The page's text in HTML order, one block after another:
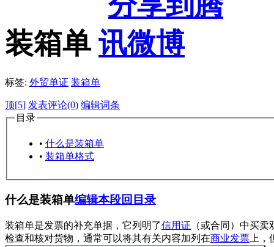
装箱单
标签: 外贸单证 装箱单
顶[5] 发表评论(0) 编辑词条
目录
• 什么是装箱单
• 装箱单格式
什么是装箱单编辑本段回目录
装箱单是发票的补充单据，它列明了信用证 （或合同）中买
检查和核对货物，通常可以将其有关内容加列在商业发票 上，